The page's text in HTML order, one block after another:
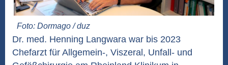
Foto: Dormago / duz
Dr. med. Henning Langwara war bis 2023
Chefarzt für Allgemein-, Viszeral, Unfall- und